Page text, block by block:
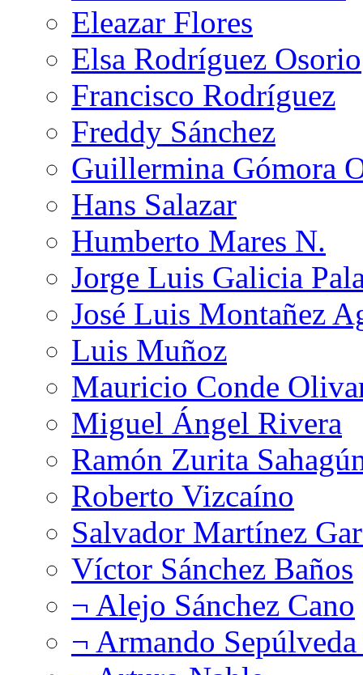
Eleazar Flores
Elsa Rodríguez Osorio
Francisco Rodríguez
Freddy Sánchez
Guillermina Gómora
Hans Salazar
Humberto Mares N.
Jorge Luis Galicia
José Luis Montañez
Luis Muñoz
Mauricio Conde
Miguel Ángel Rivera
Ramón Zurita
Roberto Vizcaíno
Salvador Martínez
Víctor Sánchez Baños
¬ Alejo Sánchez Cano
¬ Armando